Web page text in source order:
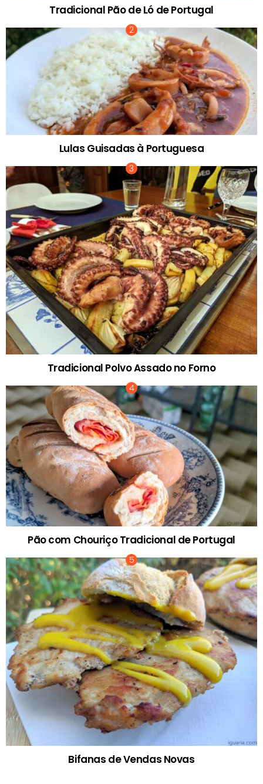
Tradicional Pão de Ló de Portugal
Lulas Guisadas à Portuguesa
Tradicional Polvo Assado no Forno
Pão com Chouriço Tradicional de Portugal
Bifanas de Vendas Novas